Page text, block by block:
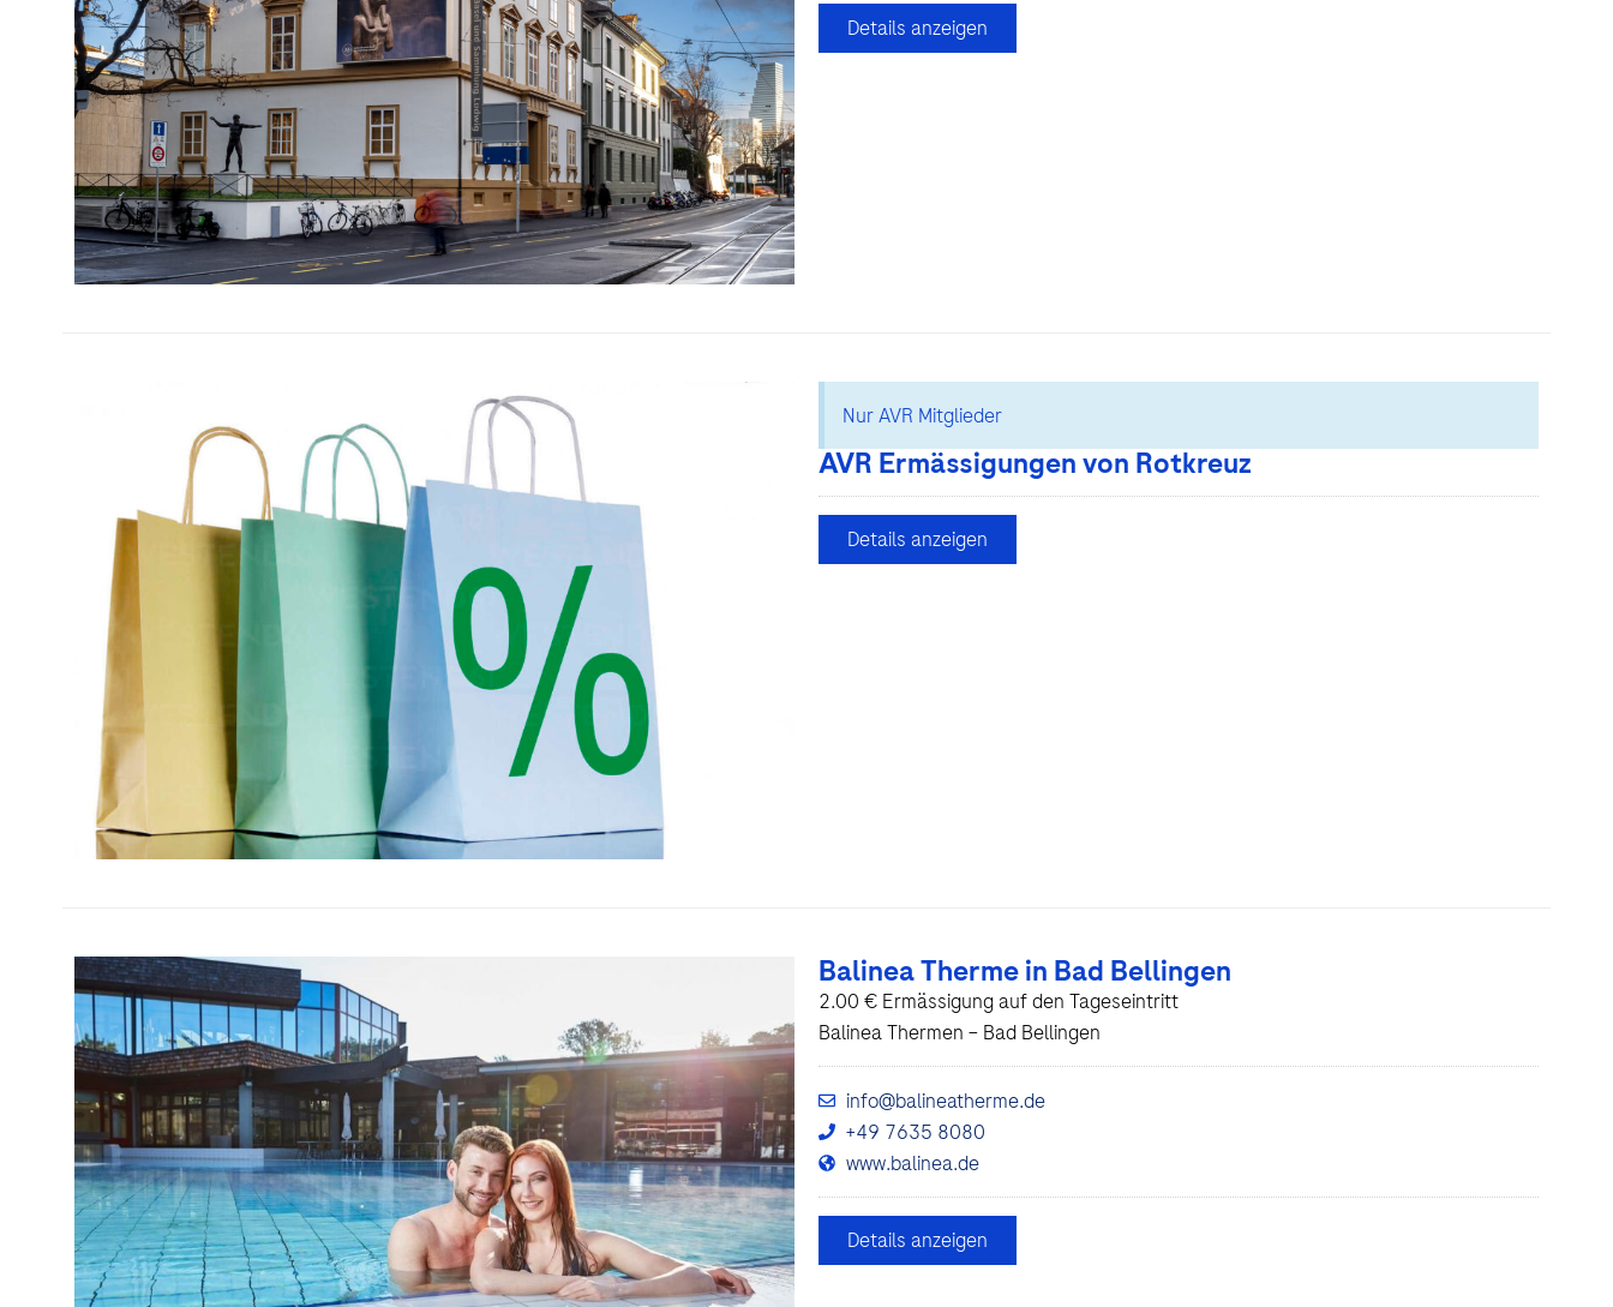
Details anzeigen
Nur AVR Mitglieder
AVR Ermässigungen von Rotkreuz
Details anzeigen
Balinea Therme in Bad Bellingen
2.00 € Ermässigung auf den Tageseintritt
Balinea Thermen – Bad Bellingen
info@balineatherme.de
+49 7635 8080
www.balinea.de
Details anzeigen